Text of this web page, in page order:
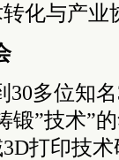
化与产业
30多位知
锻”技术”
打印技